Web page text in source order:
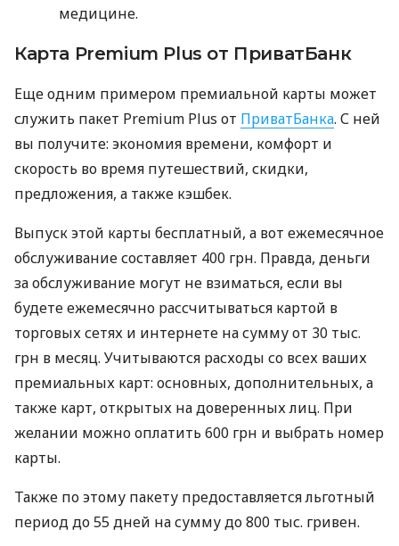
медицине.
Карта Premium Plus от ПриватБанк
Еще одним примером премиальной карты может
служить пакет Premium Plus от ПриватБанка. С ней
вы получите: экономия времени, комфорт и
скорость во время путешествий, скидки,
предложения, а также кэшбек.
Выпуск этой карты бесплатный, а вот ежемесячное
обслуживание составляет 400 грн. Правда, деньги
за обслуживание могут не взиматься, если вы
будете ежемесячно рассчитываться картой в
торговых сетях и интернете на сумму от 30 тыс.
грн в месяц. Учитываются расходы со всех ваших
премиальных карт: основных, дополнительных, а
также карт, открытых на доверенных лиц. При
желании можно оплатить 600 грн и выбрать номер
карты.
Также по этому пакету предоставляется льготный
период до 55 дней на сумму до 800 тыс. гривен.